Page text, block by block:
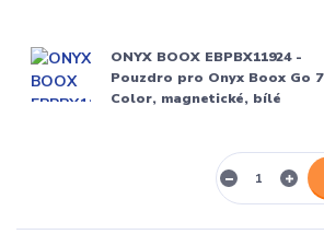
ONYX BOOX EBPBX11924 -
Pouzdro pro Onyx Boox Go 7
Color, magnetické, bílé